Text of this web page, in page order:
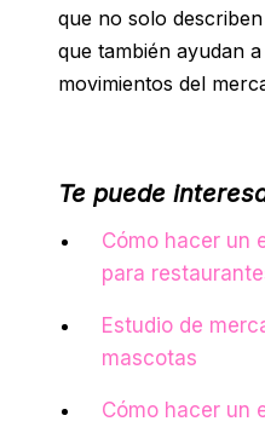
que no solo
que también ayudan
movimientos del
Te puede
Cómo hacer un
para
Estudio de
mascotas
Cómo hacer un